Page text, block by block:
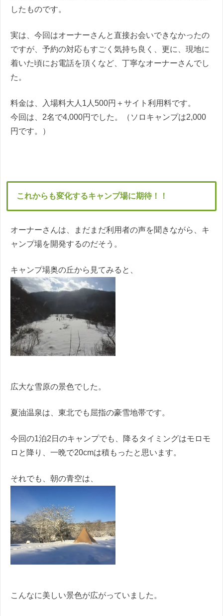
したものです。
実は、今回はオーナーさんと直接お会いできなかったの
ですが、予約の対応もすごく気持ち良く、更に、現地に
着いた頃にお電話を頂くなど、丁寧なオーナーさんでし
た。
料金は、入場料大人1人500円＋サイト利用料です。
今回は、2名で4,000円でした。（ソロキャンプは2,000
円です。）
これからも変化するキャンプ場に期待！！
オーナーさんは、まだまだ利用者の声を聞きながら、キ
ャンプ場を開発するのだそう。
キャンプ場奥の丘から見てみると、
広大な雪原の景色でした。
夏油温泉は、東北でも屈指の豪雪地帯です。
今回の1泊2日のキャンプでも、降るタイミングはモロモ
ロと降り、一晩で20cmは積もったと思います。
それでも、朝の青空は、
こんなに美しい景色が広がっていました。